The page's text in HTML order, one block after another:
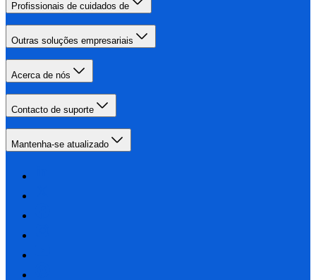
Profissionais de cuidados de
Outras soluções empresariais
Acerca de nós
Contacto de suporte
Mantenha-se atualizado